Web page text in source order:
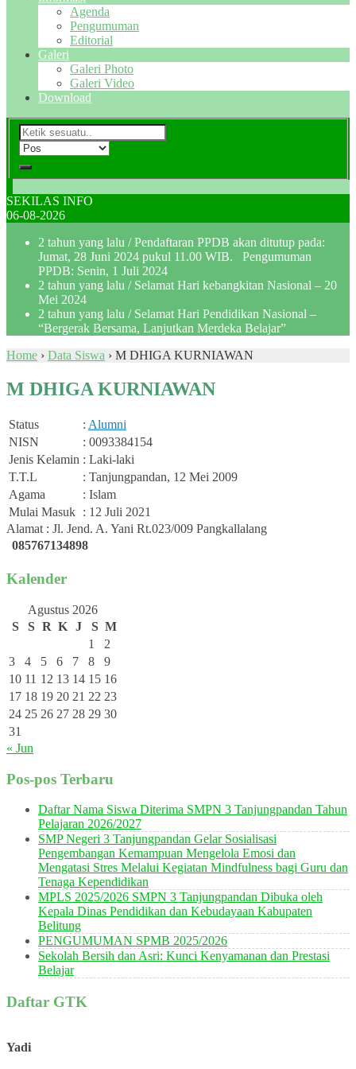
Agenda
Pengumuman
Editorial
Galeri
Galeri Photo
Galeri Video
Download
SEKILAS INFO
06-08-2026
2 tahun yang lalu / Pendaftaran PPDB akan ditutup pada:
Jumat, 28 Juni 2024 pukul 11.00 WIB. Pengumuman
PPDB: Senin, 1 Juli 2024
2 tahun yang lalu / Selamat Hari kebangkitan Nasional – 20
Mei 2024
2 tahun yang lalu / Selamat Hari Pendidikan Nasional –
“Bergerak Bersama, Lanjutkan Merdeka Belajar”
Home › Data Siswa › M DHIGA KURNIAWAN
M DHIGA KURNIAWAN
Status : Alumni
NISN
: 0093384154
Jenis Kelamin : Laki-laki
T.T.L
: Tanjungpandan, 12 Mei 2009
Agama
: Islam
Mulai Masuk : 12 Juli 2021
Alamat : Jl. Jend. A. Yani Rt.023/009 Pangkallalang
085767134898
Kalender
Agustus 2026
S
S R K J S M
1
2
3
4 5 6 7 8
9
10 11 12 13 14 15 16
17 18 19 20 21 22 23
24 25 26 27 28 29 30
31
« Jun
Pos-pos Terbaru
Daftar Nama Siswa Diterima SMPN 3 Tanjungpandan Tahun
Pelajaran 2026/2027
SMP Negeri 3 Tanjungpandan Gelar Sosialisasi
Pengembangan Kemampuan Mengelola Emosi dan
Mengatasi Stres Melalui Kegiatan Mindfulness bagi Guru dan
Tenaga Kependidikan
MPLS 2025/2026 SMPN 3 Tanjungpandan Dibuka oleh
Kepala Dinas Pendidikan dan Kebudayaan Kabupaten
Belitung
PENGUMUMAN SPMB 2025/2026
Sekolah Bersih dan Asri: Kunci Kenyamanan dan Prestasi
Belajar
Daftar GTK
Yadi